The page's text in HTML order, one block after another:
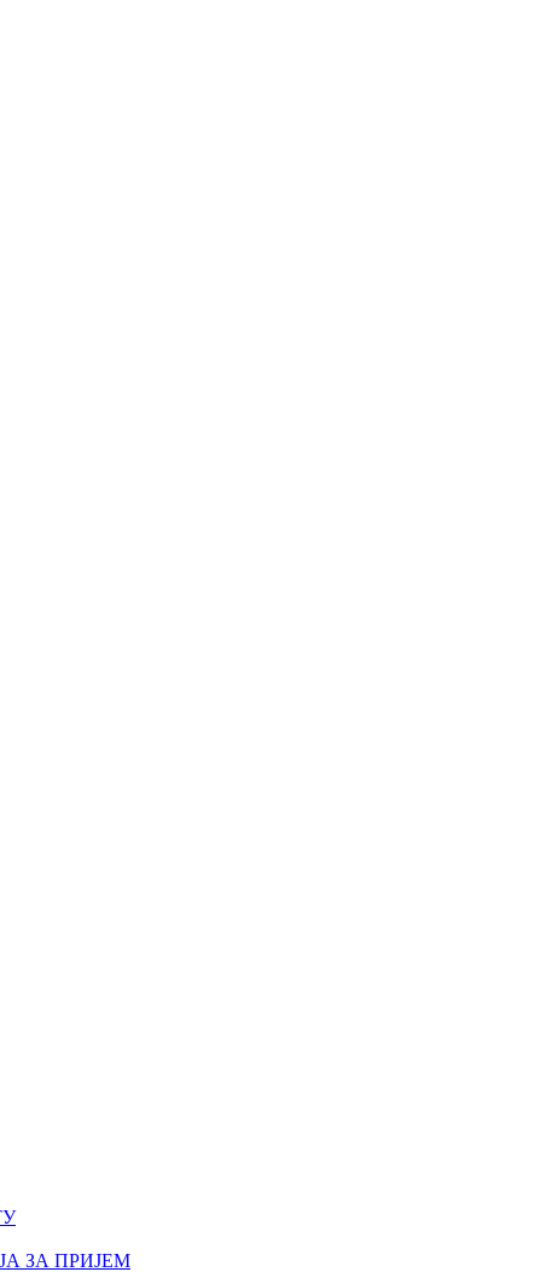
ЗА ПРИЈЕМ